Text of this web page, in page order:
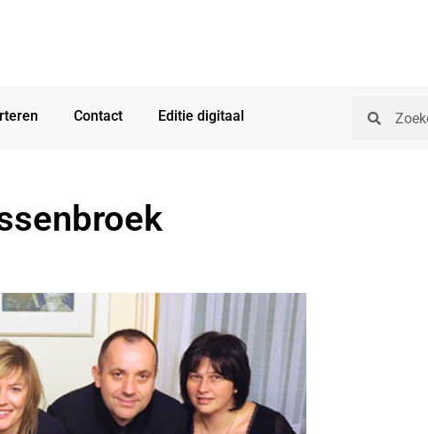
Contact Editie digitaal